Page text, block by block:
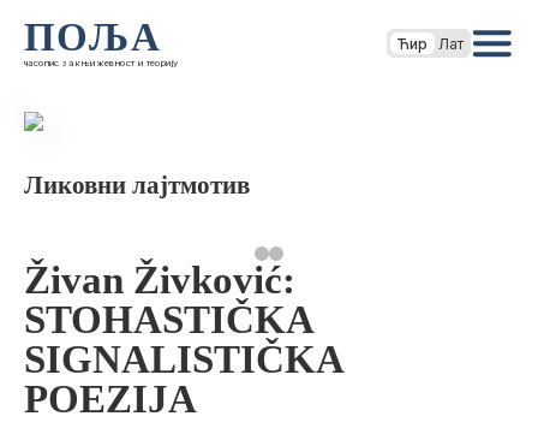
ПОЉА
часопис за књижевност и теорију
Ћир Лат
Ликовни лајтмотив
Živan Živković:
STOHASTIČKA
SIGNALISTIČKA
POEZIJA